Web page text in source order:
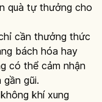
quà tự thưởng cho
cần thưởng thức
bách hóa hay
có thể cảm nhận
gũi.
khí xung